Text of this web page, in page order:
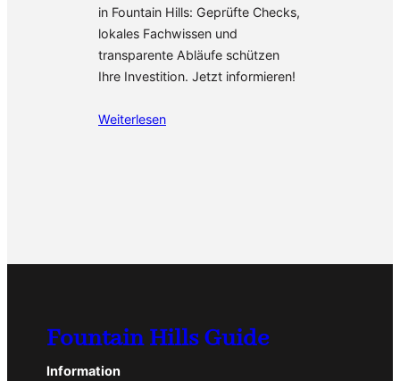
in Fountain Hills: Geprüfte Checks,
lokales Fachwissen und
transparente Abläufe schützen
Ihre Investition. Jetzt informieren!
Weiterlesen
Fountain Hills Guide
Information